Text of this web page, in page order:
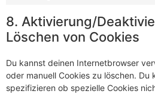
8. Aktivierung/
Löschen von Cookies
Du kannst deinen Internetbrowser
oder manuell Cookies zu löschen. Du
spezifizieren ob spezielle Cookies